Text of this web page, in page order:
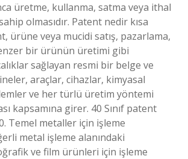
üretme, kullanma, satma veya ithal
olmasıdır. Patent nedir kısa
ürüne veya mucidi satış, pazarlama,
bir ürünün üretimi gibi
sağlayan resmi bir belge ve
araçlar, cihazlar, kimyasal
ve her türlü üretim yöntemi
kapsamına girer. 40 Sınıf patent
Temel metaller için işleme
metal işleme alanındaki
ve film ürünleri için işleme